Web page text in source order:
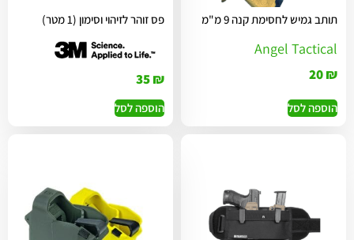
תותב גמיש לחסימת קנה 9 מ"מ
Angel Tactical
20₪
הוספה לסל
פס זוהר לזיהוי וסימון (1 מטר)
35₪
הוספה לסל